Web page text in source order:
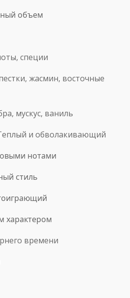
объем
специи
жасмин, восточные
мускус, ваниль
и обволакивающий
нотами
стиль
характером
времени